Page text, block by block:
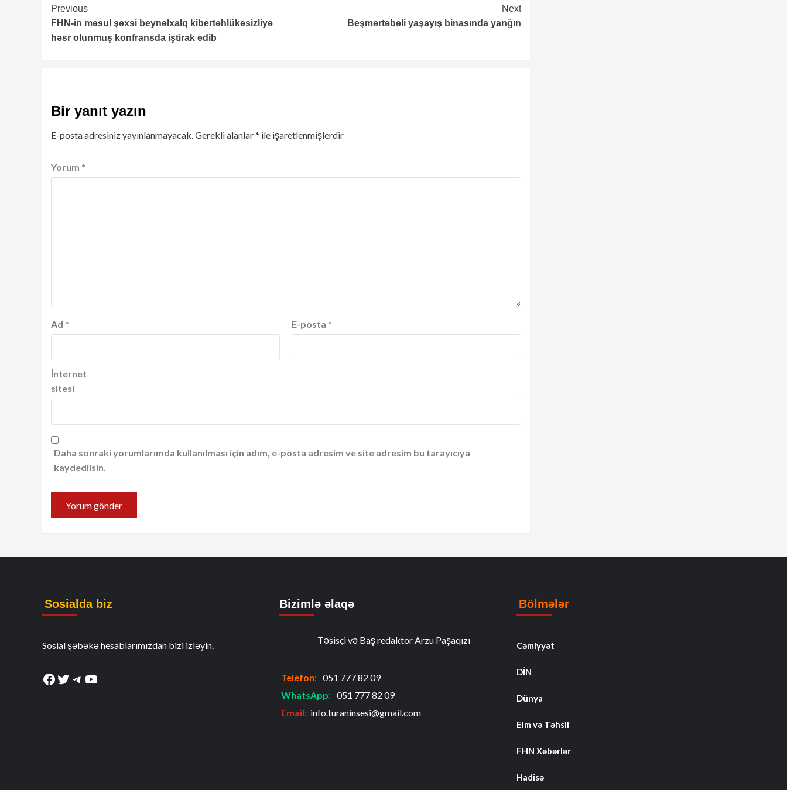
Continue
Reading
Previous
FHN-in məsul şəxsi beynəlxalq kibertəhlükəsizliyə
həsr olunmuş konfransda iştirak edib
Next
Beşmərtəbəli yaşayış binasında yanğın
Bir yanıt yazın
E-posta adresiniz yayınlanmayacak.Gerekli alanlar* ile işaretlenmişlerdir
Yorum *
Ad * E-posta *
İnternet
sitesi
Daha sonraki yorumlarımda kullanılması için adım, e-posta adresim ve site adresim bu tarayıcıya
kaydedilsin.
Sosialda biz
Sosial şəbəkə hesablarımızdan bizi izləyin.
Facebook
Twitter
Telegram
YouTube
Bizimlə əlaqə
Təsisçi və Baş redaktor Arzu Paşaqızı
Telefon: 051 777 82 09
WhatsApp: 051 777 82 09
Email: info.turaninsesi@gmail.com
Bölmələr
Cəmiyyət
DİN
Dünya
Elm və Təhsil
FHN Xəbərlər
Hadisə